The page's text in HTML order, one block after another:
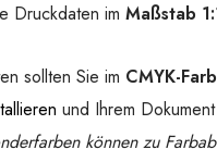
Druckdaten im Maßstab
sollten Sie im CMYK-
und Ihrem
können zu